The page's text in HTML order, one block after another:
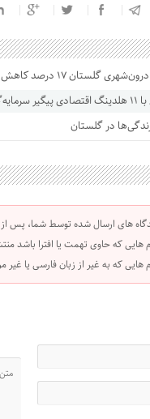
۱۷ درصد کاهش یافت
است
های ارسال شده توسط شما، پس
هایی که حاوی تهمت یا افترا باشد
هایی که به غیر از زبان فارسی یا